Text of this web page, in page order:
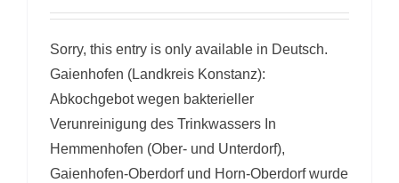
Sorry, this entry is only available in Deutsch.
Gaienhofen (Landkreis Konstanz):
Abkochgebot wegen bakterieller
Verunreinigung des Trinkwassers In
Hemmenhofen (Ober- und Unterdorf),
Gaienhofen-Oberdorf und Horn-Oberdorf wurde